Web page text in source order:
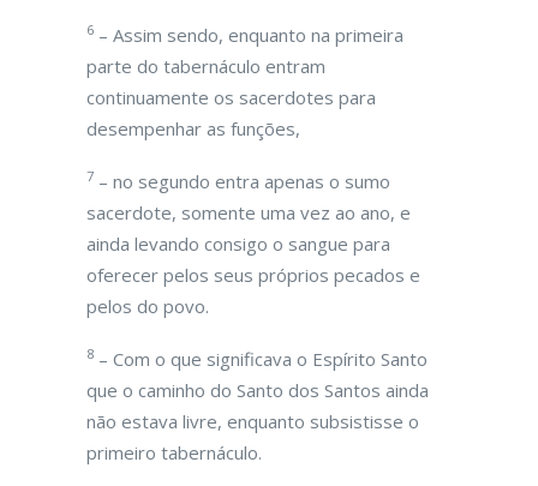
6 – Assim sendo, enquanto na primeira
parte do tabernáculo entram
continuamente os sacerdotes para
desempenhar as funções,
7 – no segundo entra apenas o sumo
sacerdote, somente uma vez ao ano, e
ainda levando consigo o sangue para
oferecer pelos seus próprios pecados e
pelos do povo.
8 – Com o que significava o Espírito Santo
que o caminho do Santo dos Santos ainda
não estava livre, enquanto subsistisse o
primeiro tabernáculo.